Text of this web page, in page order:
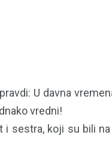
U davna
vredni!
sestra, koji su bili